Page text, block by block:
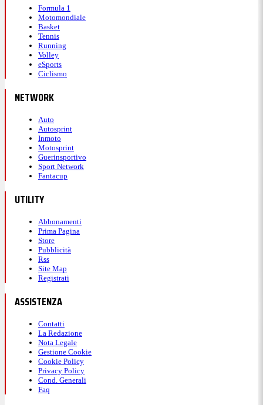
Formula 1
Motomondiale
Basket
Tennis
Running
Volley
eSports
Ciclismo
NETWORK
Auto
Autosprint
Inmoto
Motosprint
Guerinsportivo
Sport Network
Fantacup
UTILITY
Abbonamenti
Prima Pagina
Store
Pubblicità
Rss
Site Map
Registrati
ASSISTENZA
Contatti
La Redazione
Nota Legale
Gestione Cookie
Cookie Policy
Privacy Policy
Cond. Generali
Faq